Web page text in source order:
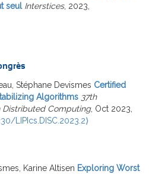
seul Interstices, 2023,
Stéphane Devismes Certified
Algorithms 37th
Distributed Computing, Oct 2023,
LIPIcs.DISC.2023.2⟩
Karine Altisen Exploring Worst